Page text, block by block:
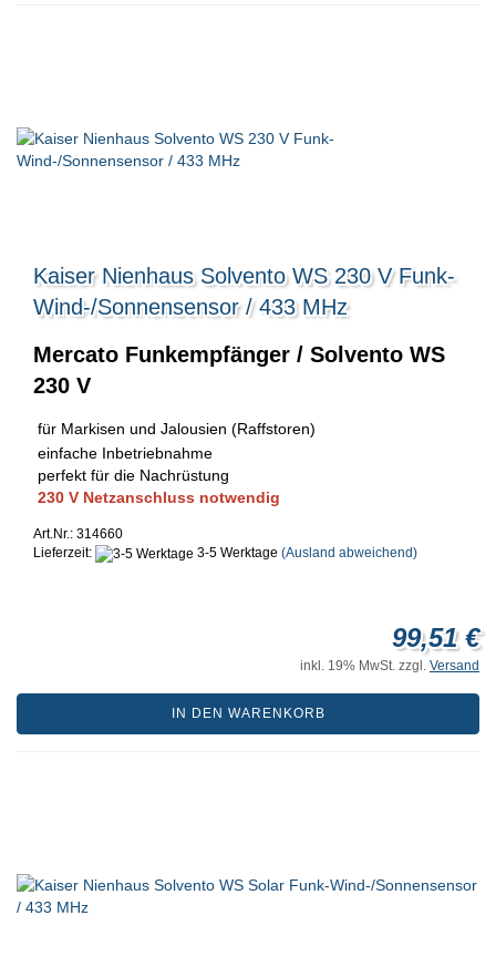
Kaiser Nienhaus Solvento WS 230 V Funk-
Wind-/Sonnensensor / 433 MHz
Mercato Funkempfänger / Solvento WS
230 V
für Markisen und Jalousien (Raffstoren)
einfache Inbetriebnahme
perfekt für die Nachrüstung
230 V Netzanschluss notwendig
Art.Nr.: 314660
Lieferzeit:
3-5 Werktage (Ausland abweichend)
99,51 €
inkl. 19% MwSt. zzgl. Versand
IN DEN WARENKORB